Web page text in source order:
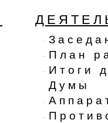
План
Итоги
Думы